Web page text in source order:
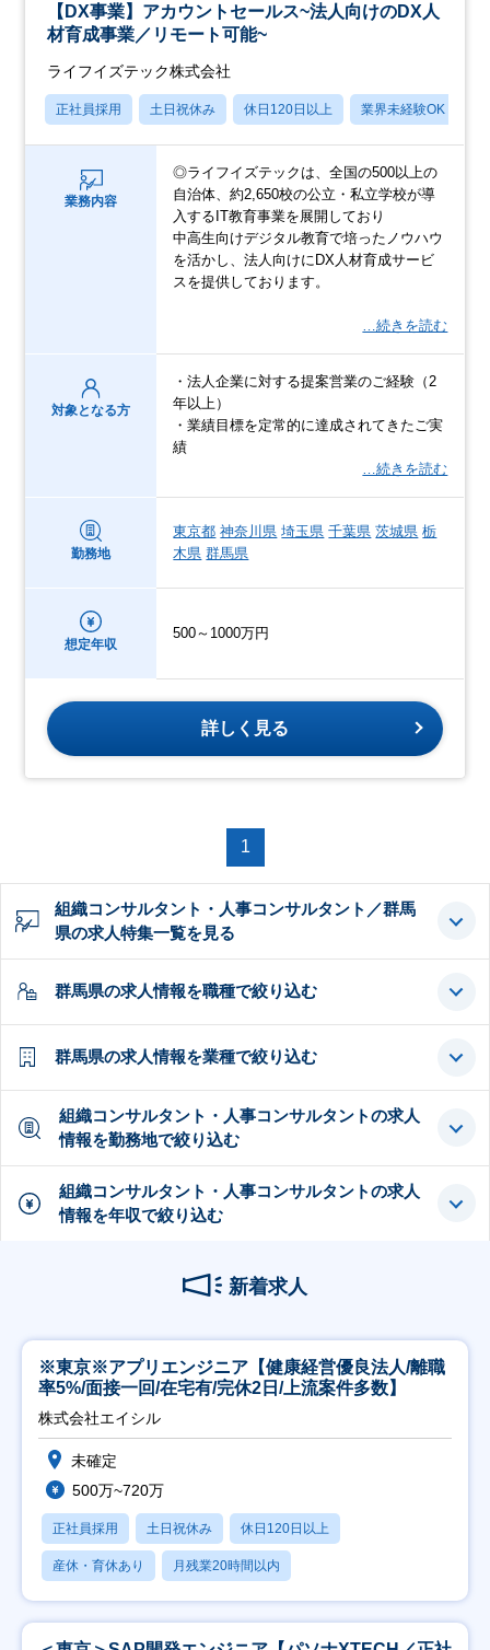
【DX事業】アカウントセールス~法人向けのDX人
材育成事業／リモート可能~
ライフイズテック株式会社
正社員採用 土日祝休み 休日120日以上 業界未経験OK
業務内容
◎ライフイズテックは、全国の500以上の
自治体、約2,650校の公立・私立学校が導
入するIT教育事業を展開しており
中高生向けデジタル教育で培ったノウハウ
を活かし、法人向けにDX人材育成サービ
スを提供しております。
…続きを読む
対象となる方
・法人企業に対する提案営業のご経験（2
年以上）
・業績目標を定常的に達成されてきたご実
績
…続きを読む
勤務地
東京都 神奈川県 埼玉県 千葉県 茨城県 栃
木県 群馬県
想定年収
500～1000万円
詳しく見る
1
組織コンサルタント・人事コンサルタント／群馬
県の求人特集一覧を見る
群馬県の求人情報を職種で絞り込む
群馬県の求人情報を業種で絞り込む
組織コンサルタント・人事コンサルタントの求人
情報を勤務地で絞り込む
組織コンサルタント・人事コンサルタントの求人
情報を年収で絞り込む
新着求人
※東京※アプリエンジニア【健康経営優良法人/離職
率5%/面接一回/在宅有/完休2日/上流案件多数】
株式会社エイシル
未確定
500万~720万
正社員採用 土日祝休み 休日120日以上
産休・育休あり 月残業20時間以内